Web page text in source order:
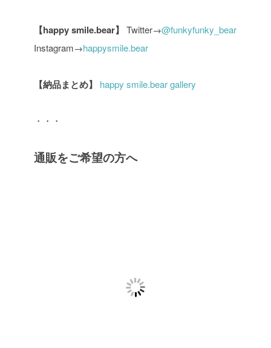
【happy smile.bear】 Twitter→@funkyfunky_bear
Instagram→happysmile.bear
【納品まとめ】 happy smile.bear gallery
・・・
通販をご希望の方へ